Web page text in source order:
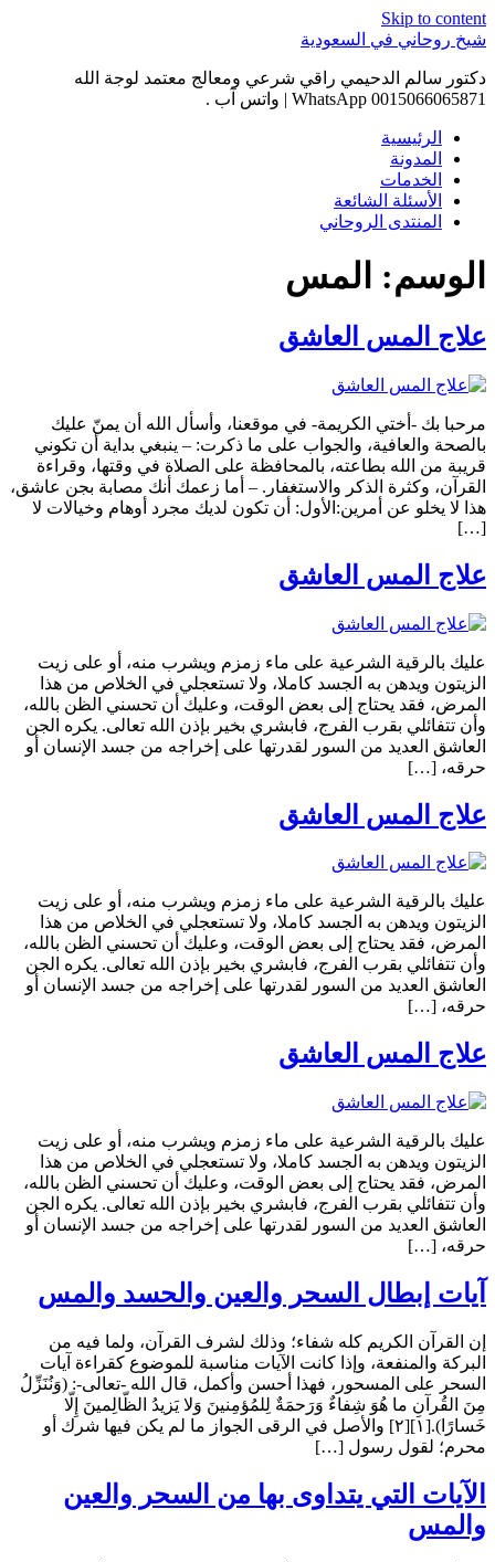
Skip to content
شيخ روحاني في السعودية
دكتور سالم الدحيمي راقي شرعي ومعالج معتمد لوجة الله
0015066065871 WhatsApp | واتس آب .
الرئيسية
المدونة
الخدمات
الأسئلة الشائعة
المنتدى الروحاني
الوسم: المس
علاج المس العاشق
مرحبا بك -أختي الكريمة- في موقعنا، وأسأل الله أن يمنّ عليك
بالصحة والعافية، والجواب على ما ذكرت: – ينبغي بداية أن تكوني
قريبة من الله بطاعته، بالمحافظة على الصلاة في وقتها، وقراءة
القرآن، وكثرة الذكر والاستغفار. – أما زعمك أنك مصابة بجن عاشق،
هذا لا يخلو عن أمرين:الأول: أن تكون لديك مجرد أوهام وخيالات لا
[…]
علاج المس العاشق
عليك بالرقية الشرعية على ماء زمزم ويشرب منه، أو على زيت
الزيتون ويدهن به الجسد كاملا، ولا تستعجلي في الخلاص من هذا
المرض، فقد يحتاج إلى بعض الوقت، وعليك أن تحسني الظن بالله،
وأن تتفائلي بقرب الفرج، فابشري بخير بإذن الله تعالى. يكره الجن
العاشق العديد من السور لقدرتها على إخراجه من جسد الإنسان أو
حرقه، […]
علاج المس العاشق
عليك بالرقية الشرعية على ماء زمزم ويشرب منه، أو على زيت
الزيتون ويدهن به الجسد كاملا، ولا تستعجلي في الخلاص من هذا
المرض، فقد يحتاج إلى بعض الوقت، وعليك أن تحسني الظن بالله،
وأن تتفائلي بقرب الفرج، فابشري بخير بإذن الله تعالى. يكره الجن
العاشق العديد من السور لقدرتها على إخراجه من جسد الإنسان أو
حرقه، […]
علاج المس العاشق
عليك بالرقية الشرعية على ماء زمزم ويشرب منه، أو على زيت
الزيتون ويدهن به الجسد كاملا، ولا تستعجلي في الخلاص من هذا
المرض، فقد يحتاج إلى بعض الوقت، وعليك أن تحسني الظن بالله،
وأن تتفائلي بقرب الفرج، فابشري بخير بإذن الله تعالى. يكره الجن
العاشق العديد من السور لقدرتها على إخراجه من جسد الإنسان أو
حرقه، […]
آيات إبطال السحر والعين والحسد والمس
إن القرآن الكريم كله شفاء؛ وذلك لشرف القرآن، ولما فيه من
البركة والمنفعة، وإذا كانت الآيات مناسبة للموضوع كقراءة آيات
السحر على المسحور، فهذا أحسن وأكمل، قال الله -تعالى-: (وَنُنَزِّلُ
مِنَ القُرآنِ ما هُوَ شِفاءٌ وَرَحمَةٌ لِلمُؤمِنينَ وَلا يَزيدُ الظّالِمينَ إِلّا
خَسارًا).[١][٢] والأصل في الرقى الجواز ما لم يكن فيها شرك أو
محرم؛ لقول رسول […]
الآيات التي يتداوى بها من السحر والعين
والمس